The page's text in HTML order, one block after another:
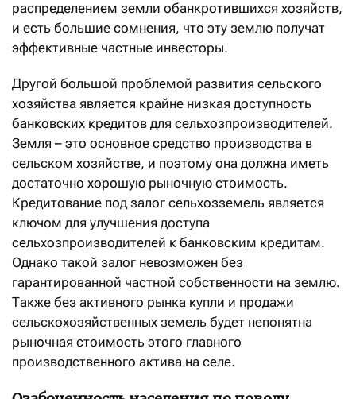
распределением земли обанкротившихся хозяйств,
и есть большие сомнения, что эту землю получат
эффективные частные инвесторы.
Другой большой проблемой развития сельского
хозяйства является крайне низкая доступность
банковских кредитов для сельхозпроизводителей.
Земля – это основное средство производства в
сельском хозяйстве, и поэтому она должна иметь
достаточно хорошую рыночную стоимость.
Кредитование под залог сельхозземель является
ключом для улучшения доступа
сельхозпроизводителей к банковским кредитам.
Однако такой залог невозможен без
гарантированной частной собственности на землю.
Также без активного рынка купли и продажи
сельскохозяйственных земель будет непонятна
рыночная стоимость этого главного
производственного актива на селе.